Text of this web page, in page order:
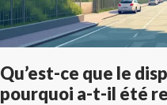
Qu’est-ce que le
pourquoi a-t-il été